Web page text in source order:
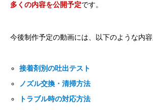
多くの内容を公開予定です。
今後制作予定の動画には、以下のような内容
接着剤別の吐出テスト
ノズル交換・清掃方法
トラブル時の対応方法